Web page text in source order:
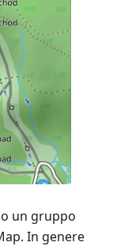
un gruppo
In genere